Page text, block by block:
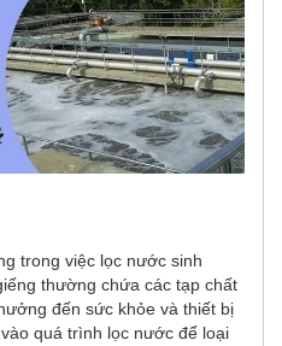
trong việc lọc nước sinh
thường chứa các tạp chất
đến sức khỏe và thiết bị
quá trình lọc nước để loại